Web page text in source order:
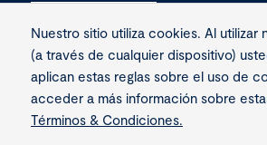
Privacidad
Contacto
Nuestro sitio utiliza cookies. Al utilizar
(a través de cualquier dispositivo)
aplican estas reglas sobre el uso de
acceder a más información sobre
Términos & Condiciones.